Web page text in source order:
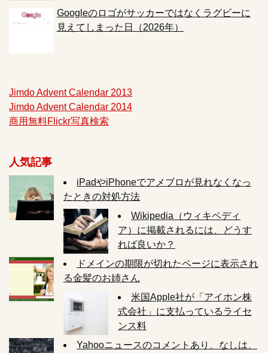
Googleのロゴがサッカーではなくラグビーに
見えてしまった日（2026年）
Jimdo Advent Calendar 2013
Jimdo Advent Calendar 2014
商用無料Flickr写真検索
人気記事
iPadやiPhoneでアメブロが見れなくなっ
たときの対処方法
Wikipedia（ウィキペディ
ア）に掲載されるには、どうす
れば良いか？
ドメインの期限が切れたページに表示され
る金髪のお姉さん
米国Apple社が「アイホン株
式会社」に支払っているライセ
ンス料
Yahooニュースのコメントあり、なしは、